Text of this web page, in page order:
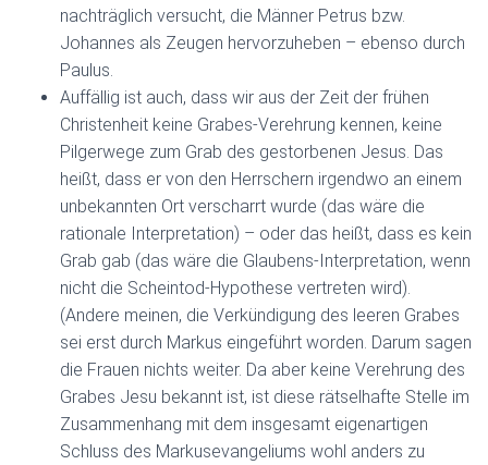
nachträglich versucht, die Männer Petrus bzw.
Johannes als Zeugen hervorzuheben – ebenso durch
Paulus.
Auffällig ist auch, dass wir aus der Zeit der frühen
Christenheit keine Grabes-Verehrung kennen, keine
Pilgerwege zum Grab des gestorbenen Jesus. Das
heißt, dass er von den Herrschern irgendwo an einem
unbekannten Ort verscharrt wurde (das wäre die
rationale Interpretation) – oder das heißt, dass es kein
Grab gab (das wäre die Glaubens-Interpretation, wenn
nicht die Scheintod-Hypothese vertreten wird).
(Andere meinen, die Verkündigung des leeren Grabes
sei erst durch Markus eingeführt worden. Darum sagen
die Frauen nichts weiter. Da aber keine Verehrung des
Grabes Jesu bekannt ist, ist diese rätselhafte Stelle im
Zusammenhang mit dem insgesamt eigenartigen
Schluss des Markusevangeliums wohl anders zu